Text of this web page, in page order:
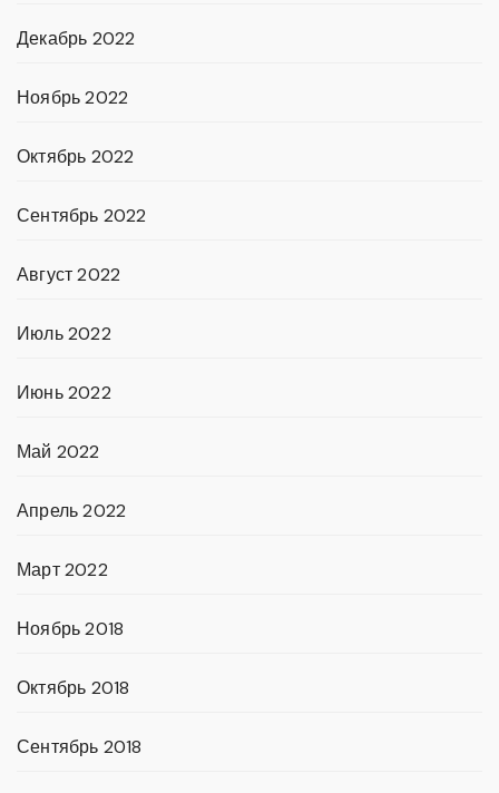
Декабрь 2022
Ноябрь 2022
Октябрь 2022
Сентябрь 2022
Август 2022
Июль 2022
Июнь 2022
Май 2022
Апрель 2022
Март 2022
Ноябрь 2018
Октябрь 2018
Сентябрь 2018